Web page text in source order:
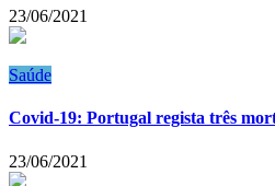
23/06/2021
Saúde
Covid-19: Portugal regista três
23/06/2021